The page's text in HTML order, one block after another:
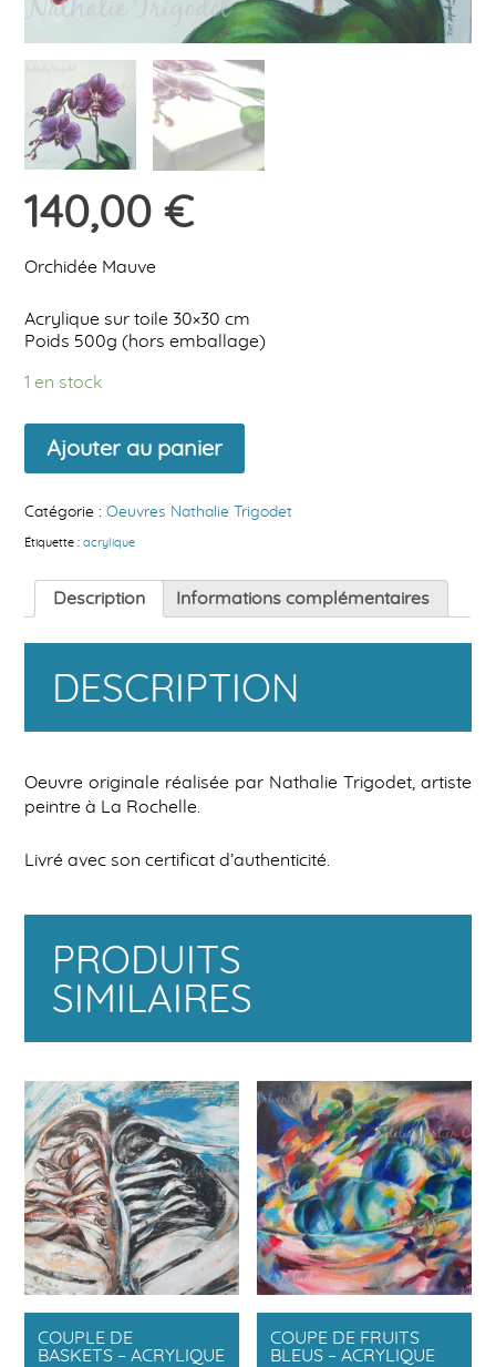
140,00€
Orchidée Mauve
Acrylique sur toile 30×30 cm
Poids 500g (hors emballage)
1 en stock
quantité
Orchidée
Mauve
Acrylique
Ajouter au panier
Catégorie :Oeuvres Nathalie Trigodet
Étiquette :acrylique
Description Informations complémentaires
DESCRIPTION
Oeuvre originale réalisée par Nathalie Trigodet, artiste
peintre à La Rochelle.
Livré avec son certificat d’authenticité.
PRODUITS
SIMILAIRES
COUPLE DE
BASKETS – ACRYLIQUE
COUPE DE FRUITS
BLEUS – ACRYLIQUE